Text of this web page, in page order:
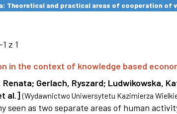
Theoretical and practical areas of cooperation of
z 1
in the context of knowledge based
Renata; Gerlach, Ryszard; Ludwikowska,
al.] (Wydawnictwo Uniwersytetu Kazimierza
seen as two separate areas of human